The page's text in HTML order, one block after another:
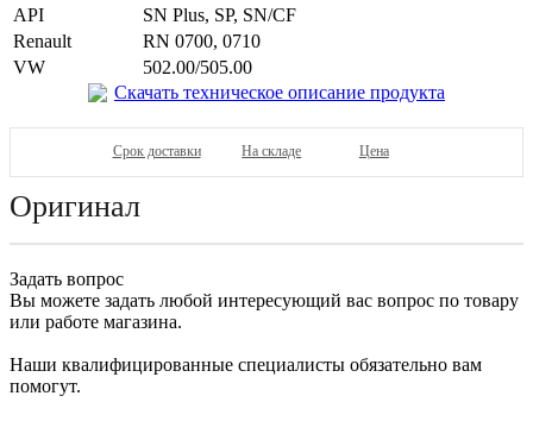
API
SN Plus, SP, SN/CF
Renault
RN 0700, 0710
VW
502.00/505.00
Скачать техническое описание продукта
Срок доставки На складе Цена
Оригинал
Задать вопрос
Вы можете задать любой интересующий вас вопрос по товару
или работе магазина.
Наши квалифицированные специалисты обязательно вам
помогут.